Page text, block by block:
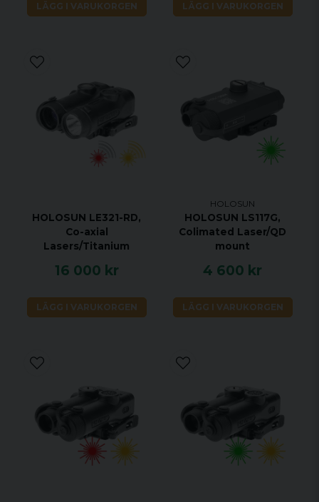
LÄGG I VARUKORGEN LÄGG I VARUKORGEN
HOLOSUN LE321-RD,
Co-axial
Lasers/Titanium
16 000 kr
LÄGG I VARUKORGEN
HOLOSUN
HOLOSUN LS117G,
Colimated Laser/QD
mount
4 600 kr
LÄGG I VARUKORGEN
Arbetstemperatur: -40℃ till 51℃
Laser- och illuminatortyp: Enkel laser
Synlig laser-klass: IIIA
Synlig laser-utgång: 1 mW (låg)/5 mW